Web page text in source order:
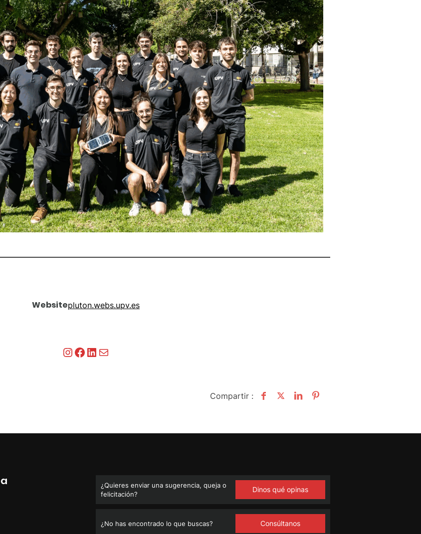
Websitepluton.webs.upv.es
Instagram
Facebook
LinkedIn
Correo electrónico
Compartir :
¿Quieres enviar una sugerencia, queja o
felicitación?
Dinos qué opinas
¿No has encontrado lo que buscas? Consúltanos